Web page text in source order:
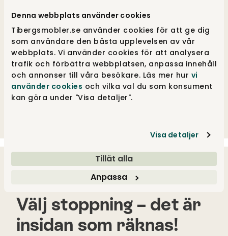
Denna webbplats använder cookies
Tibergsmobler.se använder cookies för att ge dig
som användare den bästa upplevelsen av vår
webbplats. Vi använder cookies för att analysera
trafik och förbättra webbplatsen, anpassa innehåll
och annonser till våra besökare. Läs mer hur vi
använder cookies och vilka val du som konsument
kan göra under "Visa detaljer".
Visa detaljer
Tillåt alla
Anpassa
Välj stoppning – det är
insidan som räknas!